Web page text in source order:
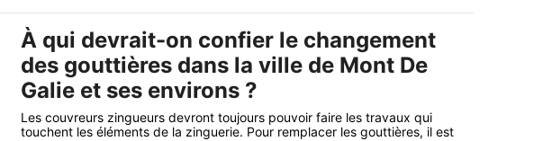
À qui devrait-on confier le changement
des gouttières dans la ville de Mont De
Galie et ses environs ?
Les couvreurs zingueurs devront toujours pouvoir faire les travaux qui
touchent les éléments de la zinguerie. Pour remplacer les gouttières, il est